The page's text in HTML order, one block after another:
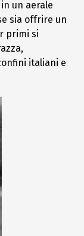
un aerale
sia offrire un
primi si
italiani e